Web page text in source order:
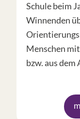
Schule beim
Winnenden
Menschen
bzw. aus